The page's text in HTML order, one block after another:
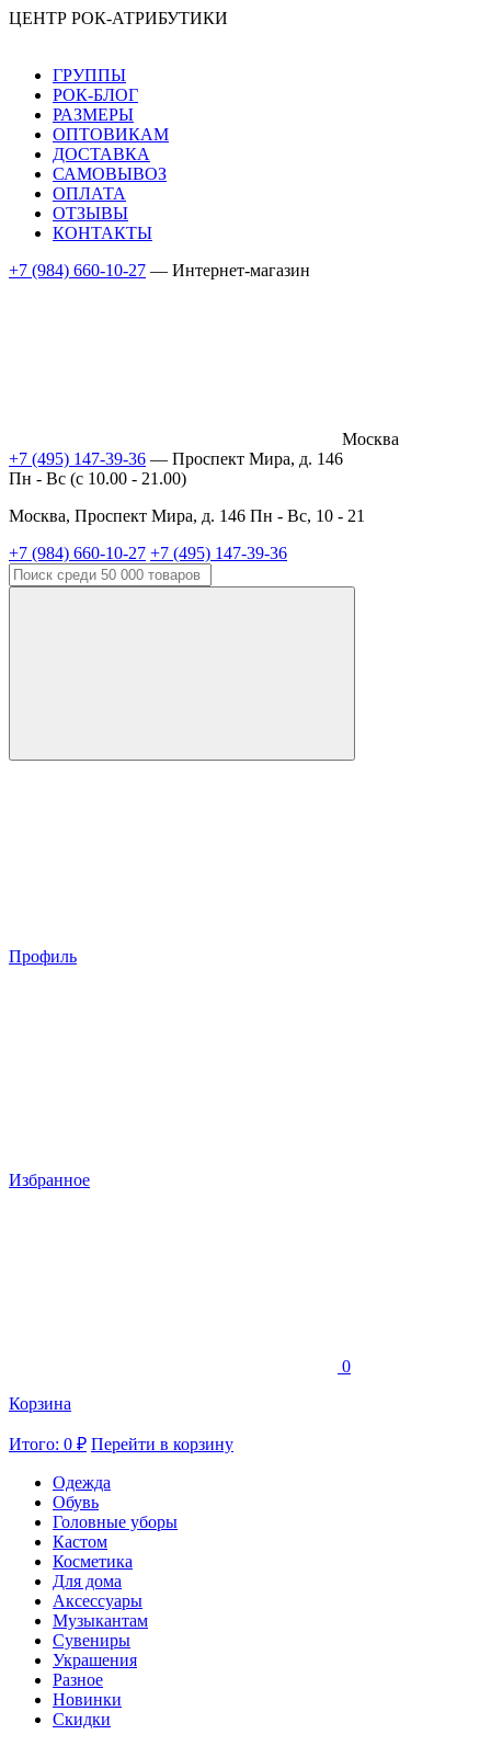
ЦЕНТР РОК-АТРИБУТИКИ
ГРУППЫ
РОК-БЛОГ
РАЗМЕРЫ
ОПТОВИКАМ
ДОСТАВКА
САМОВЫВОЗ
ОПЛАТА
ОТЗЫВЫ
КОНТАКТЫ
+7 (984) 660-10-27 — Интернет-магазин
Москва
+7 (495) 147-39-36 — Проспект Мира, д. 146
Пн - Вс (c 10.00 - 21.00)
Москва, Проспект Мира, д. 146 Пн - Вс, 10 - 21
+7 (984) 660-10-27 +7 (495) 147-39-36
Профиль
Избранное
0
Корзина
Итого: 0 ₽ Перейти в корзину
Одежда
Обувь
Головные уборы
Кастом
Косметика
Для дома
Аксессуары
Музыкантам
Сувениры
Украшения
Разное
Новинки
Скидки